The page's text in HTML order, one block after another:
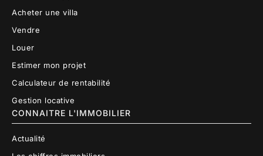
Acheter une villa
Vendre
Louer
Estimer mon projet
Calculateur de rentabilité
Gestion locative
CONNAITRE L'IMMOBILIER
Actualité